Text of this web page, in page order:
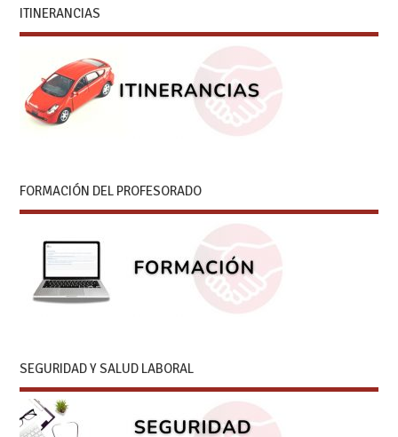
ITINERANCIAS
FORMACIÓN DEL PROFESORADO
SEGURIDAD Y SALUD LABORAL